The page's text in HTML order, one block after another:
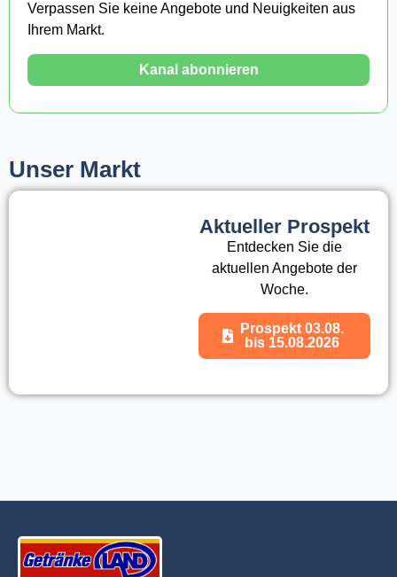
Verpassen Sie keine Angebote und Neuigkeiten aus
Ihrem Markt.
Kanal abonnieren
Unser Markt
Aktueller Prospekt
Entdecken Sie die
aktuellen Angebote der
Woche.
Prospekt 03.08.
bis 15.08.2026